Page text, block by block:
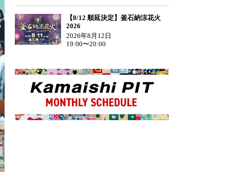
【8/12 順延決定】釜石納涼花火
2026
2026年8月12日
19:00〜20:00